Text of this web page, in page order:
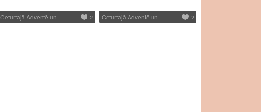
Ceturtajā Adventē un… 2 Ceturtajā Adventē un… 2